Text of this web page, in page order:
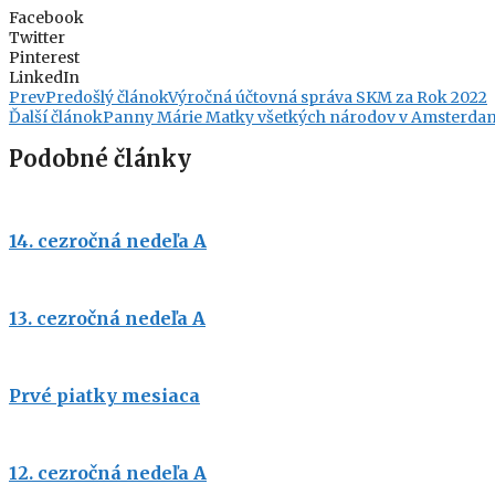
Facebook
Twitter
Pinterest
LinkedIn
PrevPredošlý článokVýročná účtovná správa SKM za Rok 2022
Ďalší článokPanny Márie Matky všetkých národov v
Podobné články
14. cezročná nedeľa A
13. cezročná nedeľa A
Prvé piatky mesiaca
12. cezročná nedeľa A